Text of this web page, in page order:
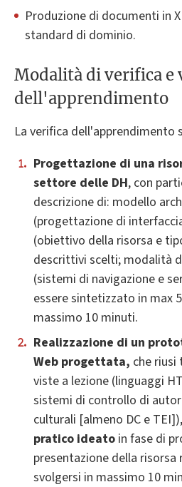
Produzione di documenti in
standard di dominio.
Modalità di verifica e
dell'apprendimento
La verifica dell'apprendimento
Progettazione di una
settore delle DH, con
descrizione di: modello
(progettazione di
(obiettivo della risorsa e
descrittivi scelti; modalità
(sistemi di navigazione e
essere sintetizzato in max
massimo 10 minuti.
Realizzazione di un
Web progettata, che
viste a lezione (linguaggi
sistemi di controllo di
culturali [almeno DC e
pratico ideato in fase di
presentazione della risorsa
svolgersi in massimo 10